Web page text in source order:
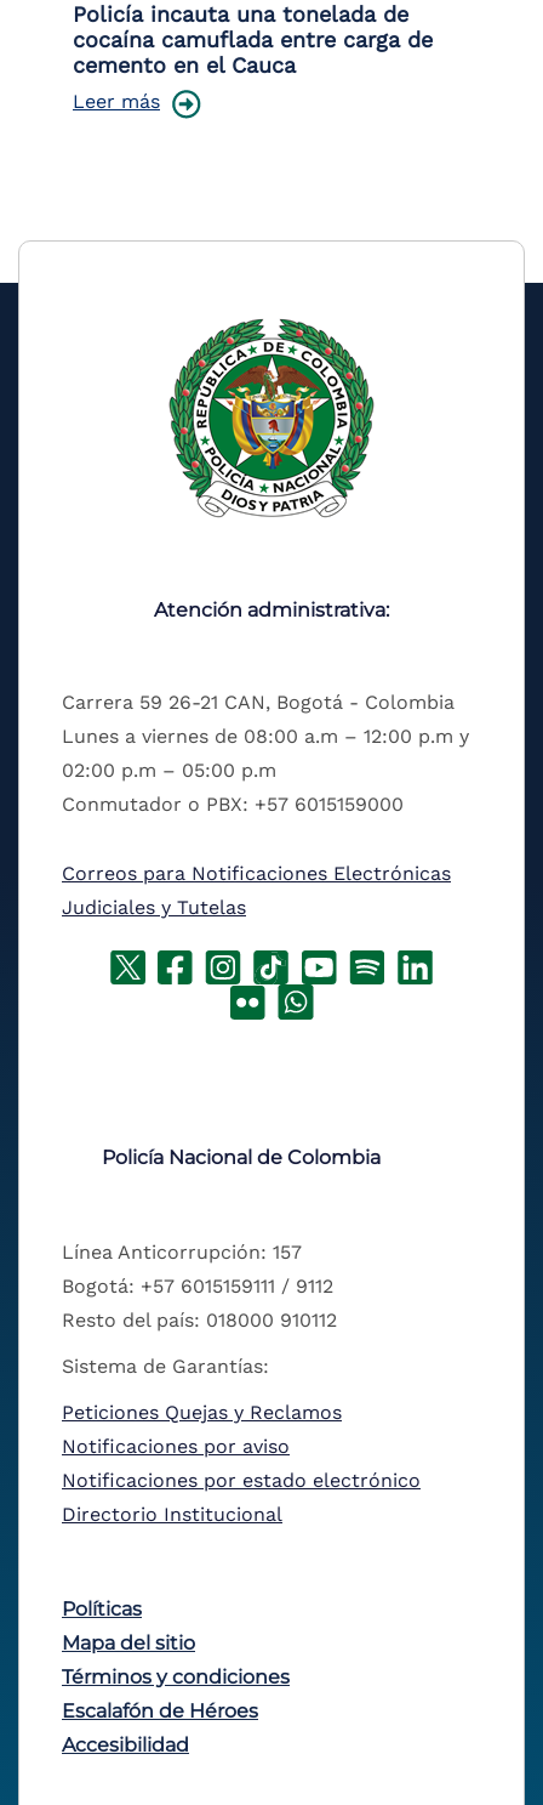
Policía incauta una tonelada de
cocaína camuflada entre carga de
cemento en el Cauca
Leer más
Atención administrativa:
Carrera 59 26-21 CAN, Bogotá - Colombia
Lunes a viernes de 08:00 a.m – 12:00 p.m y
02:00 p.m – 05:00 p.m
Conmutador o PBX: +57 6015159000
Correos para Notificaciones Electrónicas
Judiciales y Tutelas
Policía Nacional de Colombia
Línea Anticorrupción: 157
Bogotá: +57 6015159111 / 9112
Resto del país: 018000 910112
Sistema de Garantías:
Peticiones Quejas y Reclamos
Notificaciones por aviso
Notificaciones por estado electrónico
Directorio Institucional
Políticas
Mapa del sitio
Términos y condiciones
Escalafón de Héroes
Accesibilidad